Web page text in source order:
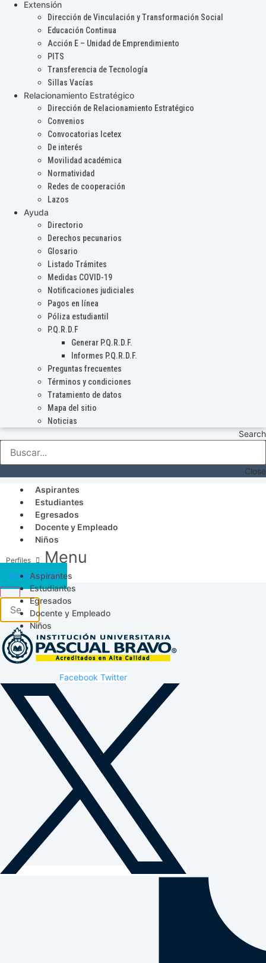
Extensión
Dirección de Vinculación y Transformación Social
Educación Continua
Acción E – Unidad de Emprendimiento
PITS
Transferencia de Tecnología
Sillas Vacías
Relacionamiento Estratégico
Dirección de Relacionamiento Estratégico
Convenios
Convocatorias Icetex
De interés
Movilidad académica
Normatividad
Redes de cooperación
Lazos
Ayuda
Directorio
Derechos pecunarios
Glosario
Listado Trámites
Medidas COVID-19
Notificaciones judiciales
Pagos en línea
Póliza estudiantil
P.Q.R.D.F
Generar P.Q.R.D.F.
Informes P.Q.R.D.F.
Preguntas frecuentes
Términos y condiciones
Tratamiento de datos
Mapa del sitio
Noticias
Search
Close
Aspirantes
Estudiantes
Egresados
Docente y Empleado
Niños
Menu
Aspirantes
Estudiantes
Egresados
Docente y Empleado
Niños
Acceso SICAU
Facebook Twitter